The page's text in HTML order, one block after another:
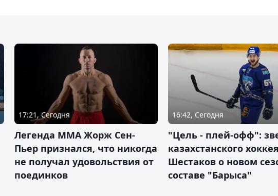
17:21, Сегодня
Легенда ММА Жорж Сен-
Пьер признался, что никогда
не получал удовольствия от
поединков
16:42, Сегодня
"Цель - плей-офф":
казахстанского
Шестаков о новом
составе "Барыса"